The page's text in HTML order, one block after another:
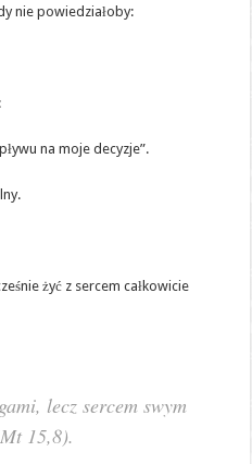
nie powiedziałoby:
na moje decyzje”.
żyć z sercem całkowicie
lecz sercem swym
15,8).